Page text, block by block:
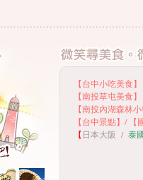
【台中小吃美食】
【南投草屯美食】
【南投內湖森林
【台中景點】 /
【日本大阪 / 泰